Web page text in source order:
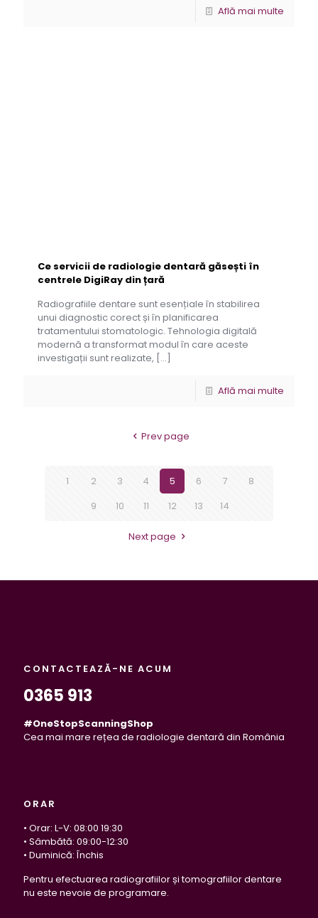
Află mai multe
Ce servicii de radiologie dentară găsești în
centrele DigiRay din țară
Radiografiile dentare sunt esențiale în stabilirea
unui diagnostic corect și în planificarea
tratamentului stomatologic. Tehnologia digitală
modernă a transformat modul în care aceste
investigații sunt realizate, […]
Află mai multe
Prev page
1 2 3 4 5 6 7
8
9
10 11 12 13 14
Next page
CONTACTEAZĂ-NE ACUM
0365 913
#OneStopScanningShop
Cea mai mare rețea de radiologie dentară din România
ORAR
• Orar: L-V: 08:00 19:30
• Sâmbătă: 09:00-12:30
• Duminică: Închis
Pentru efectuarea radiografiilor și tomografiilor dentare
nu este nevoie de programare.